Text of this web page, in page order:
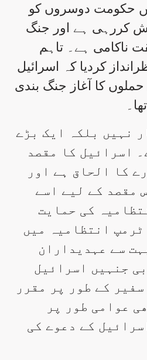
حکومت دوسروں کو
کررہی ہے اور جنگ
ناکامی ہے۔ تاہم
کردیا کہ اسرائیل
کا آغاز جنگ بندی
نہیں بلکہ ایک بڑے
اسرائیل کا مقصد
کا الحاق ہے اور
مقصد کے لیے اسے
کی حمایت
انتظامیہ میں
سے عہدیداران
جنہیں اسرائیل
کے طور پر مقرر
عوامی طور پر
کے دعوے کی